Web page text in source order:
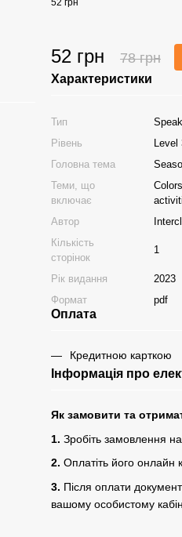
52 грн
52 грн 78 грн
Характеристики
Тип
Рівень
Level
Головна тема
Теми, що
включає
Автор
Кількість
сторінок
1
Рік видання
2023
Формат
pdf
Оплата
Кредитною карткою
Інформація про
Як замовити та
1. Зробіть замовлення на
2. Оплатіть його онлайн
3. Після оплати
вашому особистому